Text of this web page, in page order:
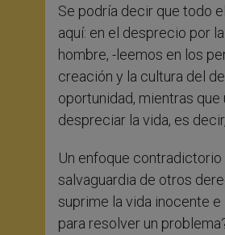
Se podría decir que todo
aquí: en el desprecio por
hombre, -leemos en los
creación y la cultura del
oportunidad, mientras
despreciar la vida, es
Un enfoque
salvaguardia de otros
suprime la vida inocente e
para resolver un